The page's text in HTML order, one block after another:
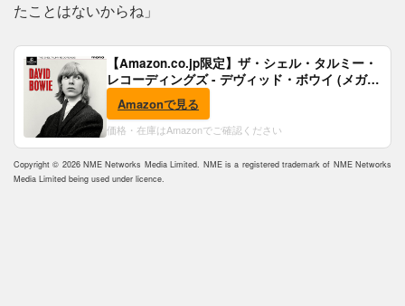
たことはないからね」
【Amazon.co.jp限定】ザ・シェル・タルミー・
レコーディングズ - デヴィッド・ボウイ (メガジ
ャケ付)
Amazonで見る
価格・在庫はAmazonでご確認ください
Copyright © 2026 NME Networks Media Limited. NME is a registered trademark of NME Networks
Media Limited being used under licence.